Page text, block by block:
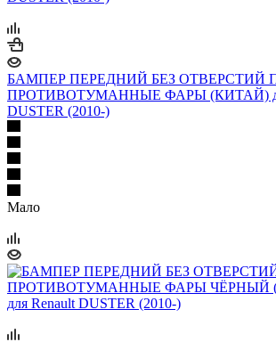
БАМПЕР ПЕРЕДНИЙ БЕЗ ОТВЕРСТИЙ
ПРОТИВОТУМАННЫЕ ФАРЫ (КИТАЙ)
DUSTER (2010-)
Мало